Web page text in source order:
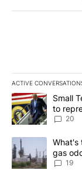
ACTIVE
The following is a
A trending article
Small
to
20
A trending article
What's
gas
19